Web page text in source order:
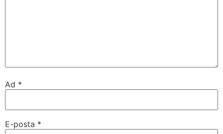
Ad *
E-posta *